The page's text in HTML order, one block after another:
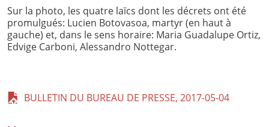
Sur la photo, les quatre laïcs dont les décrets ont été
promulgués: Lucien Botovasoa, martyr (en haut à
gauche) et, dans le sens horaire: Maria Guadalupe Ortiz,
Edvige Carboni, Alessandro Nottegar.
BULLETIN DU BUREAU DE PRESSE, 2017-05-04